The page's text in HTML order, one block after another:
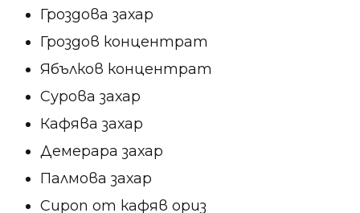
Гроздова захар
Гроздов концентрат
Ябълков концентрат
Сурова захар
Кафява захар
Демерара захар
Палмова захар
Сироп от кафяв ориз